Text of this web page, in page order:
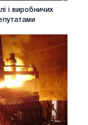
і виробничих